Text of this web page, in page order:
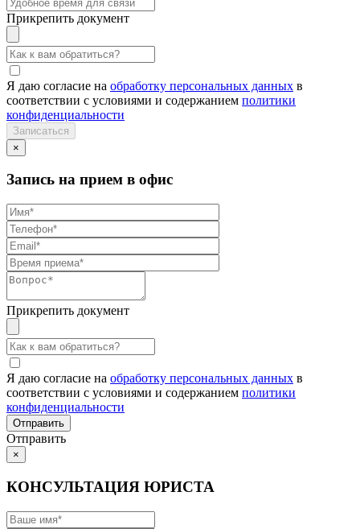
Прикрепить документ
Я даю согласие на обработку персональных данных в
соответствии с условиями и содержанием политики
конфиденциальности
×
Запись на прием в офис
Прикрепить документ
Я даю согласие на обработку персональных данных в
соответствии с условиями и содержанием политики
конфиденциальности
Отправить
×
КОНСУЛЬТАЦИЯ ЮРИСТА